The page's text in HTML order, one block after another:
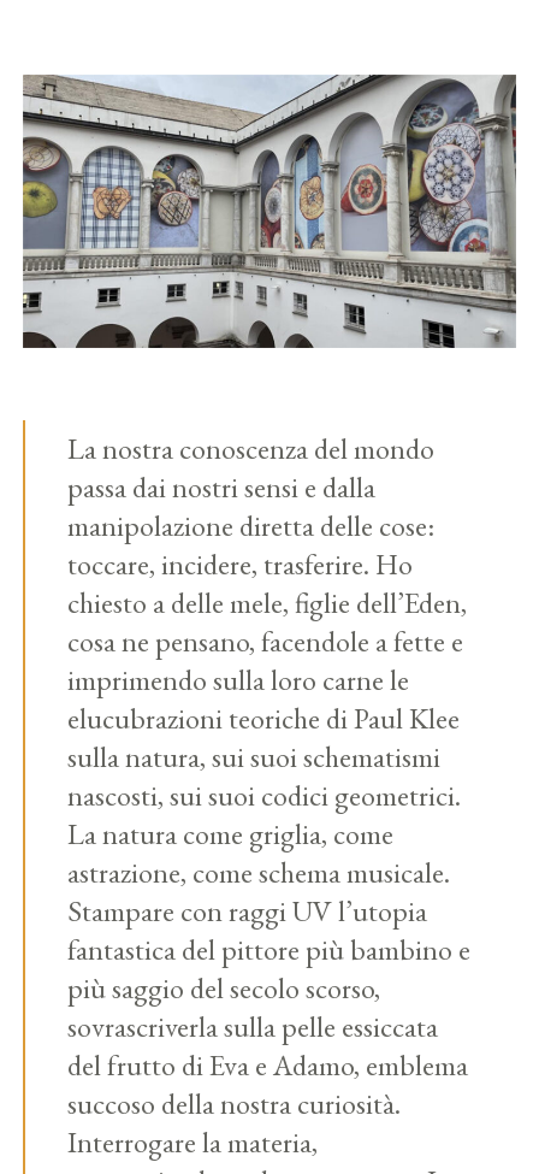
La nostra conoscenza del mondo
passa dai nostri sensi e dalla
manipolazione diretta delle cose:
toccare, incidere, trasferire. Ho
chiesto a delle mele, figlie dell’Eden,
cosa ne pensano, facendole a fette e
imprimendo sulla loro carne le
elucubrazioni teoriche di Paul Klee
sulla natura, sui suoi schematismi
nascosti, sui suoi codici geometrici.
La natura come griglia, come
astrazione, come schema musicale.
Stampare con raggi UV l’utopia
fantastica del pittore più bambino e
più saggio del secolo scorso,
sovrascriverla sulla pelle essiccata
del frutto di Eva e Adamo, emblema
succoso della nostra curiosità.
Interrogare la materia,